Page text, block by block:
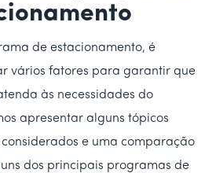
de estacionamento, é
vários fatores para garantir que
às necessidades do
apresentar alguns tópicos
e uma comparação
dos principais programas de